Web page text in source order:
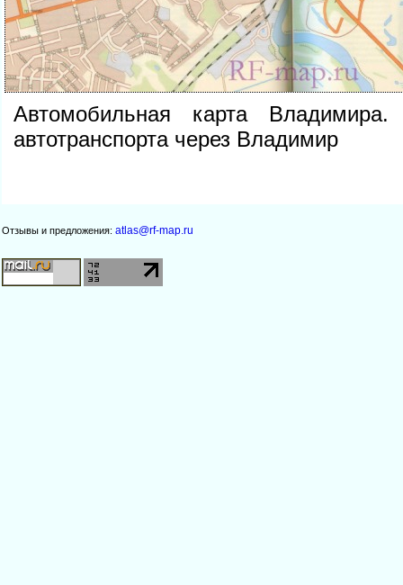
Автомобильная карта
автотранспорта через Владимир
Отзывы и предложения: atlas@rf-map.ru